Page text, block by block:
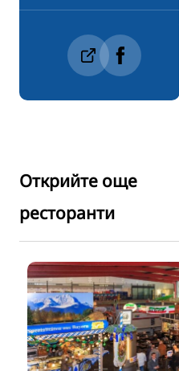
Открийте още
ресторанти